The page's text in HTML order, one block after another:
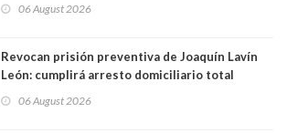
06 August 2026
Revocan prisión preventiva de Joaquín Lavín
León: cumplirá arresto domiciliario total
06 August 2026